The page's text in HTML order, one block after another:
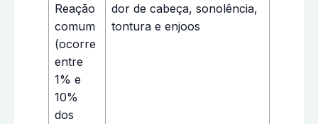
Reação
comum
(ocorre
entre
1% e
10%
dos
dor de cabeça, sonolência,
tontura e enjoos